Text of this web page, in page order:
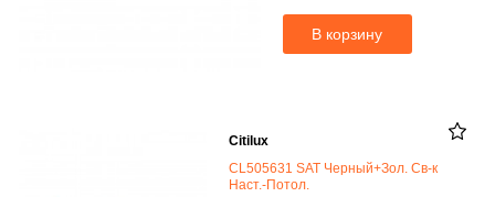
В корзину
Citilux
CL505631 SAT Черный+Зол. Св-к
Наст.-Потол.